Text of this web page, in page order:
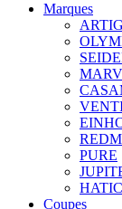
Marques
PURE
Coupes